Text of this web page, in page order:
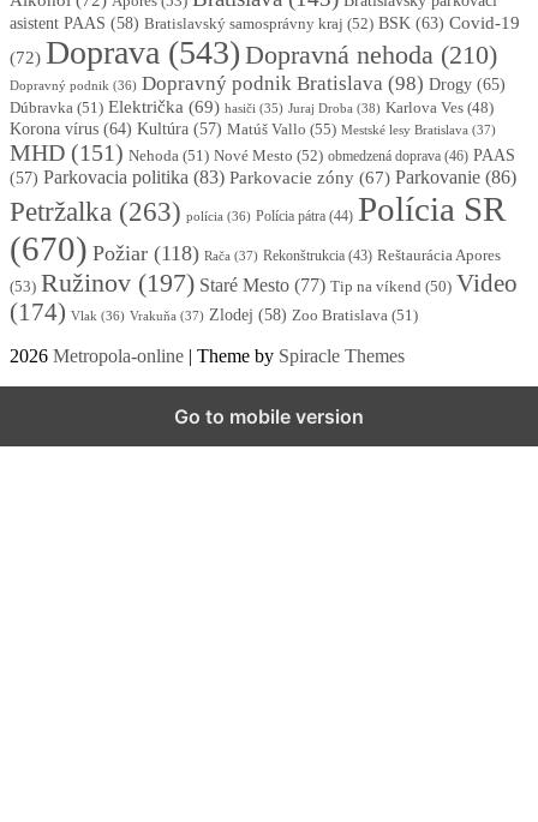
asistent PAAS (58) Bratislavský samosprávny kraj (52) BSK (63) Covid-19
(72) Doprava (543) Dopravná nehoda (210)
Dopravný podnik (36) Dopravný podnik Bratislava (98) Drogy (65)
Dúbravka (51) Električka (69) hasiči (35) Juraj Droba (38) Karlova Ves (48)
Korona vírus (64) Kultúra (57) Matúš Vallo (55) Mestské lesy Bratislava (37)
MHD (151) Nehoda (51) Nové Mesto (52) obmedzená doprava (46) PAAS
(57) Parkovacia politika (83) Parkovacie zóny (67) Parkovanie (86)
Petržalka (263) polícia (36) Polícia pátra (44) Polícia SR
(670) Požiar (118) Rača (37) Rekonštrukcia (43) Reštaurácia Apores
(53) Ružinov (197) Staré Mesto (77) Tip na víkend (50) Video
(174) Vlak (36) Vrakuňa (37) Zlodej (58) Zoo Bratislava (51)
2026 Metropola-online | Theme by Spiracle Themes
Go to mobile version